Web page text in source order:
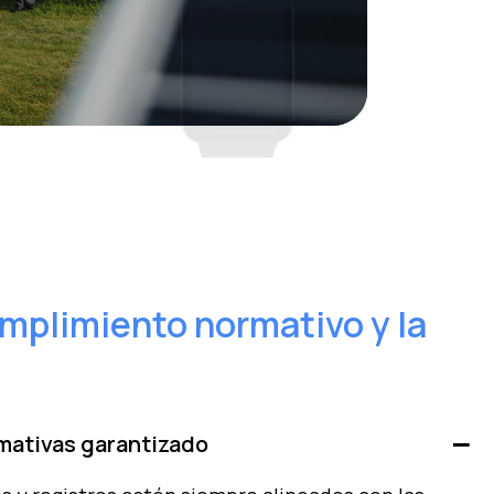
normativo y la
garantizado